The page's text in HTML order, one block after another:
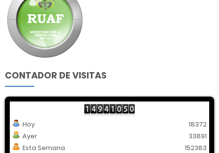
CONTADOR DE VISITAS
Hoy
Ayer
Esta Semana
18372
33891
152383